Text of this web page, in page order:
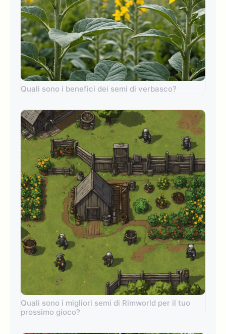
Quali sono i benefici dei semi di verbasco?
Quali sono i migliori semi di Rimworld per il tuo
prossimo gioco?